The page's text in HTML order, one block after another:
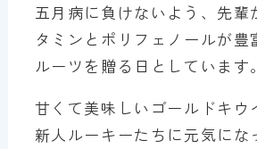
五月病に負けないよう、先輩
タミンとポリフェノールが豊
ルーツを贈る日としています。
甘くて美味しいゴールドキウ
新人ルーキーたちに元気にな